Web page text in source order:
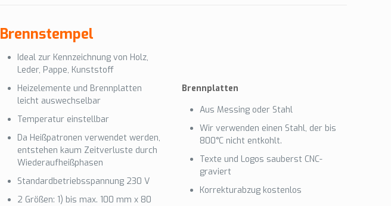
Brennstempel
Ideal zur Kennzeichnung von Holz,
Leder, Pappe, Kunststoff
Heizelemente und Brennplatten
leicht auswechselbar
Temperatur einstellbar
Da Heißpatronen verwendet werden,
entstehen kaum Zeitverluste durch
Wiederaufheißphasen
Standardbetriebsspannung 230 V
2 Größen: 1) bis max. 100 mm x 80
Brennplatten
Aus Messing oder Stahl
Wir verwenden einen Stahl, der bis
800°C nicht entkohlt.
Texte und Logos sauberst CNC-
graviert
Korrekturabzug kostenlos